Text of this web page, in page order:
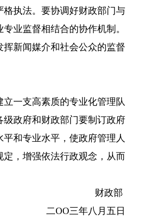
执法。要协调好财政部门与
业监督相结合的协作机制。
新闻媒介和社会公众的监督
一支高素质的专业化管理队
政府和财政部门要制订政府
和专业水平，使政府管理人
，增强依法行政观念，从而
财政部
二OO三年八月五日